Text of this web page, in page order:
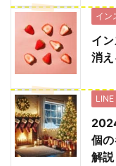
イン
イ
消
LINE
個
解説